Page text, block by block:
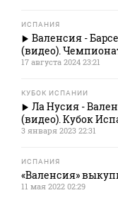
ИСПАНИЯ
Валенсия -
(видео).
17 августа 2024 23:21
КУБОК ИСПАНИИ
Ла Нусия -
(видео). Кубок
3 января 2023 22:31
ИСПАНИЯ
«Валенсия»
11 мая 2022 02:29